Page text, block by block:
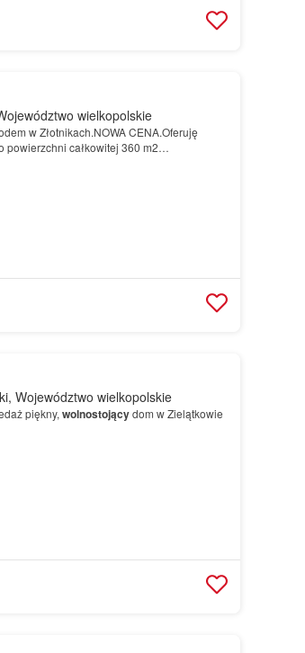
wielkopolskie
w Złotnikach.NOWA CENA.Oferuję
powierzchni całkowitej 360 m2
Województwo wielkopolskie
piękny, wolnostojącydom w Zielątkowie